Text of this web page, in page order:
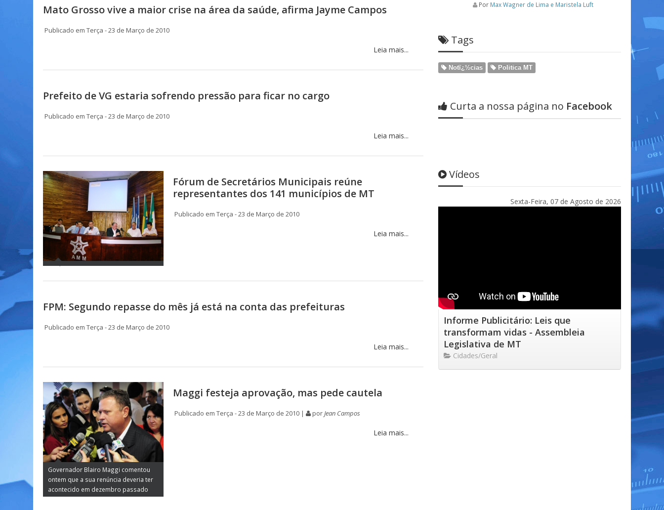
Mato Grosso vive a maior crise na área da saúde, afirma Jayme Campos
Publicado em Terça - 23 de Março de 2010
Leia mais...
Prefeito de VG estaria sofrendo pressão para ficar no cargo
Publicado em Terça - 23 de Março de 2010
Leia mais...
Fórum de Secretários Municipais reúne
representantes dos 141 municípios de MT
Publicado em Terça - 23 de Março de 2010
Leia mais...
FPM: Segundo repasse do mês já está na conta das prefeituras
Publicado em Terça - 23 de Março de 2010
Leia mais...
Governador Blairo Maggi comentou
ontem que a sua renúncia deveria ter
acontecido em dezembro passado
Maggi festeja aprovação, mas pede cautela
Publicado em Terça - 23 de Março de 2010 | porJean Campos
Leia mais...
Por Max Wagner de Lima e Maristela Luft
Tags
Notï¿½cias Politica MT
Curta a nossa página no Facebook
Vídeos
Sexta-Feira, 07 de Agosto de 2026
Informe Publicitário: Leis que
transformam vidas - Assembleia
Legislativa de MT
Cidades/Geral